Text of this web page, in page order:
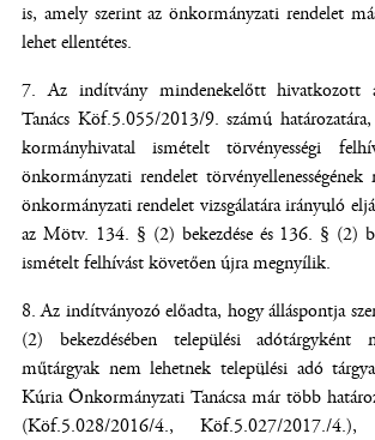
is, amely szerint az önkormányzati rendelet
lehet ellentétes.
Az indítvány mindenekelőtt hivatkozott
Tanács Köf.5.055/2013/9. számú
kormányhivatal ismételt törvényességi
önkormányzati rendelet törvényellenességének
önkormányzati rendelet vizsgálatára irányuló
az Mötv. 134. § (2) bekezdése és 136. § (2)
ismételt felhívást követően újra megnyílik.
Az indítványozó előadta, hogy álláspontja
(2) bekezdésében települési adótárgyként
műtárgyak nem lehetnek települési adó
Kúria Önkormányzati Tanácsa már több
(Köf.5.028/2016/4., Köf.5.027/2017./